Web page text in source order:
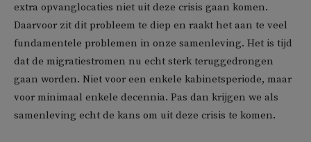
extra opvanglocaties niet uit deze crisis gaan komen.
Daarvoor zit dit probleem te diep en raakt het aan te veel
fundamentele problemen in onze samenleving. Het is tijd
dat de migratiestromen nu echt sterk teruggedrongen
gaan worden. Niet voor een enkele kabinetsperiode, maar
voor minimaal enkele decennia. Pas dan krijgen we als
samenleving echt de kans om uit deze crisis te komen.